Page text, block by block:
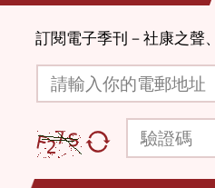
診斷服務
其他
訂閱電子季刊－社康之聲